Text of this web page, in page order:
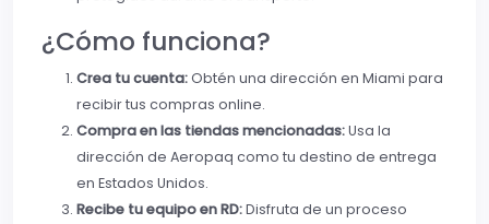
¿Cómo funciona?
Crea tu cuenta:Obtén una dirección en Miami para
recibir tus compras online.
Compra en las tiendas mencionadas:Usa la
dirección de Aeropaq como tu destino de entrega
en Estados Unidos.
Recibe tu equipo en RD:Disfruta de un proceso